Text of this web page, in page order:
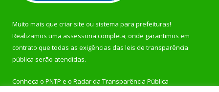
Muito mais que criar site ou sistema para prefeituras!
Realizamos uma assessoria completa, onde garantimos em
contrato que todas as exigências das leis de transparência
pública serão atendidas.
Conheça o PNTP e o Radar da Transparência Pública